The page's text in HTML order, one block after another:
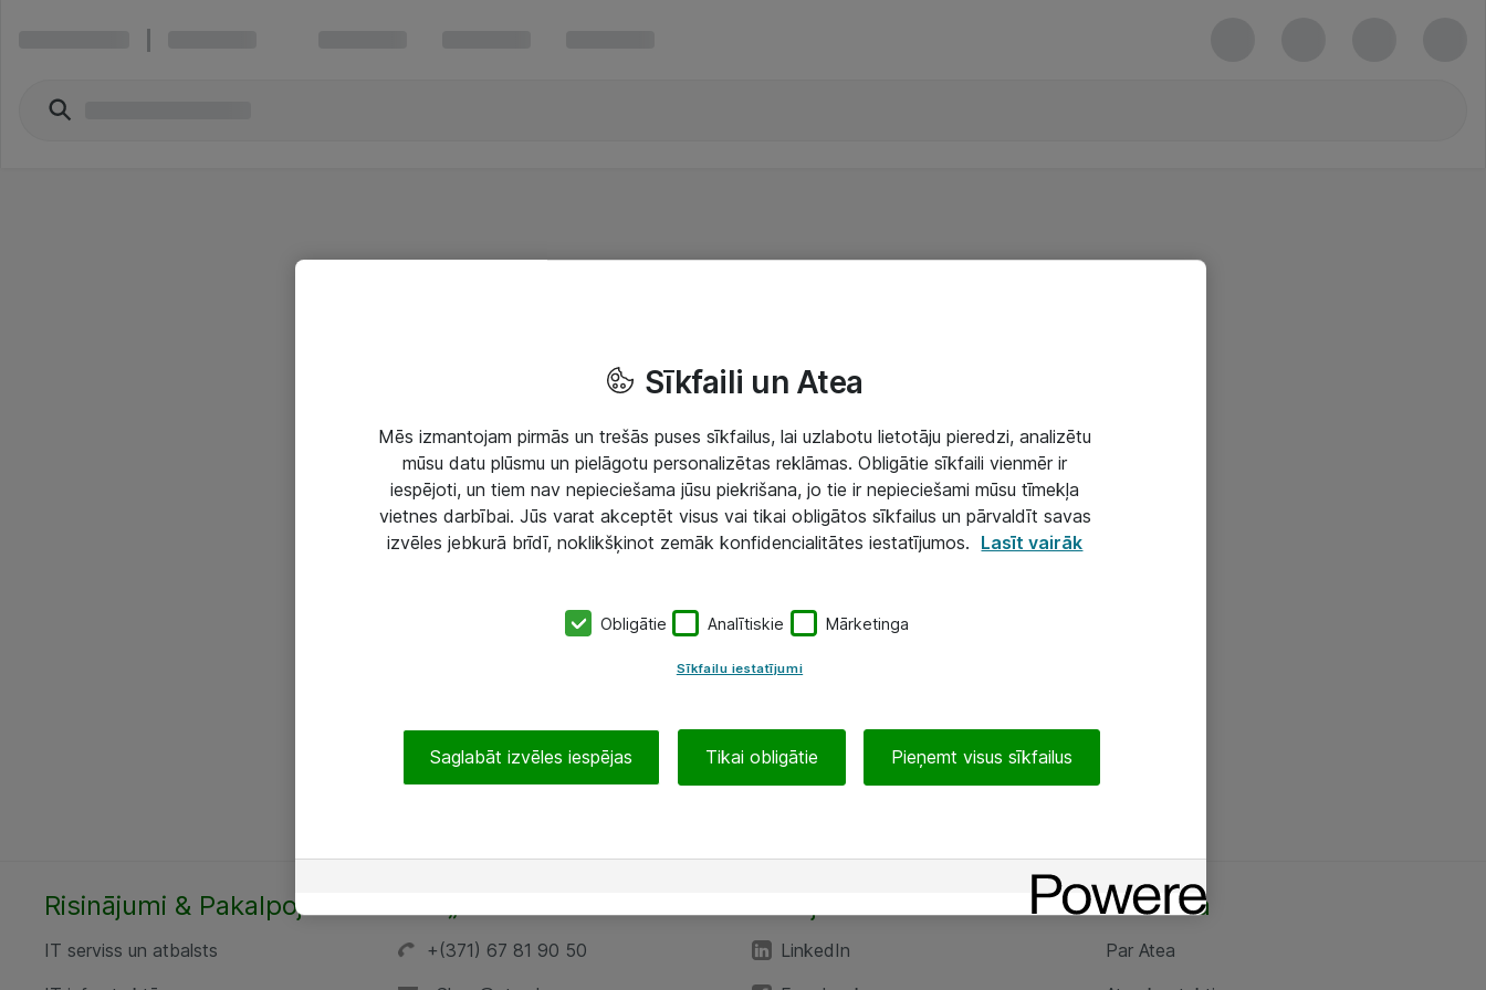
Risinājumi & Pakalpojumi
IT serviss un atbalsts
+(371) 67 81 90 50
LinkedIn
Par Atea
Par Atea
Sīkfaili un Atea
Mēs izmantojam pirmās un trešās puses sīkfailus, lai uzlabotu lietotāju pieredzi, analizētu
mūsu datu plūsmu un pielāgotu personalizētas reklāmas. Obligātie sīkfaili vienmēr ir
iespējoti, un tiem nav nepieciešama jūsu piekrišana, jo tie ir nepieciešami mūsu tīmekļa
vietnes darbībai. Jūs varat akceptēt visus vai tikai obligātos sīkfailus un pārvaldīt savas
izvēles jebkurā brīdī, noklikšķinot zemāk konfidencialitātes iestatījumos. Lasīt vairāk
Obligātie Analītiskie Mārketinga
Sīkfailu iestatījumi
Saglabāt izvēles iespējas Tikai obligātie Pieņemt visus sīkfailus